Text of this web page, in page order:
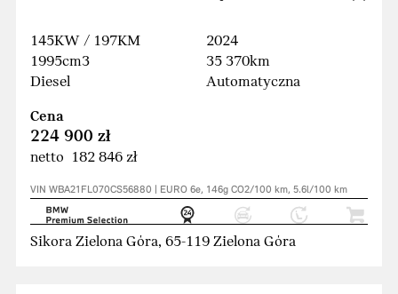
145KW / 197KM
1995cm3
Diesel
2024
35 370km
Automatyczna
Cena
224 900 zł
netto 182 846 zł
VIN WBA21FL070CS56880 | EURO 6e, 146g CO2/100 km, 5.6l/100 km
Sikora Zielona Góra, 65-119 Zielona Góra